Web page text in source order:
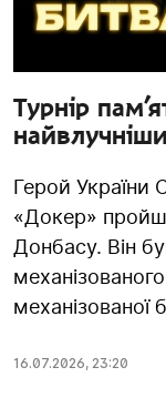
Турнір
Герой України
«Докер»
Донбасу. Він
механізованої
16.07.2026, 23:20